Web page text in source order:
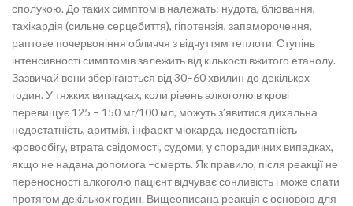
сполукою. До таких симптомів належать: нудота, блювання,
тахікардія (сильне серцебиття), гіпотензія, запаморочення,
раптове почервоніння обличчя з відчуттям теплоти. Ступінь
інтенсивності симптомів залежить від кількості вжитого етанолу.
Зазвичай вони зберігаються від 30–60 хвилин до декількох
годин. У тяжких випадках, коли рівень алкоголю в крові
перевищує 125 – 150 мг/100 мл, можуть з’явитися дихальна
недостатність, аритмія, інфаркт міокарда, недостатність
кровообігу, втрата свідомості, судоми, у спорадичних випадках,
якщо не надана допомога –смерть. Як правило, після реакції не
переносності алкоголю пацієнт відчуває сонливість і може спати
протягом декількох годин. Вищеописана реакція є основою для